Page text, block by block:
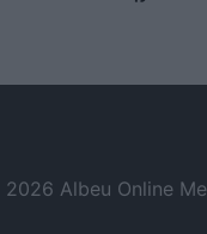
2026 Albeu Online